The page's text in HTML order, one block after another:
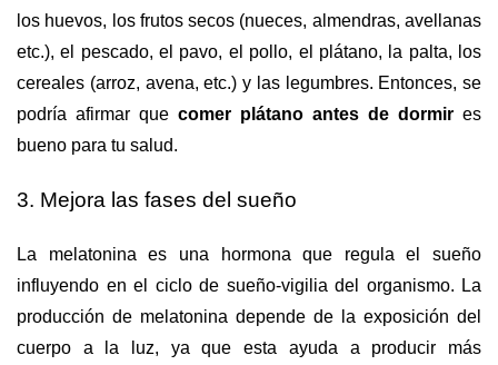
los huevos, los frutos secos (nueces, almendras, avellanas
etc.), el pescado, el pavo, el pollo, el plátano, la palta, los
cereales (arroz, avena, etc.) y las legumbres. Entonces, se
podría afirmar que comer plátano antes de dormir es
bueno para tu salud.
3. Mejora las fases del sueño
La melatonina es una hormona que regula el sueño
influyendo en el ciclo de sueño-vigilia del organismo. La
producción de melatonina depende de la exposición del
cuerpo a la luz, ya que esta ayuda a producir más